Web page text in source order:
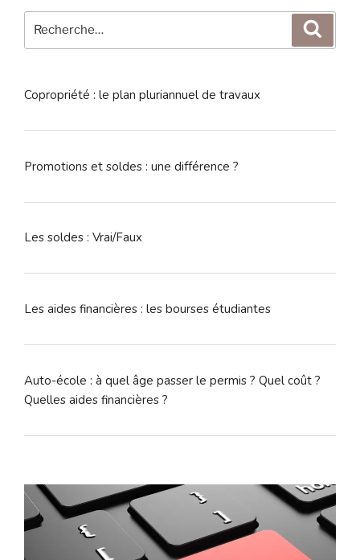
pour
Copropriété : le plan pluriannuel de travaux
Promotions et soldes : une différence ?
Les soldes : Vrai/Faux
Les aides financières : les bourses étudiantes
Auto-école : à quel âge passer le permis ? Quel coût ?
Quelles aides financières ?